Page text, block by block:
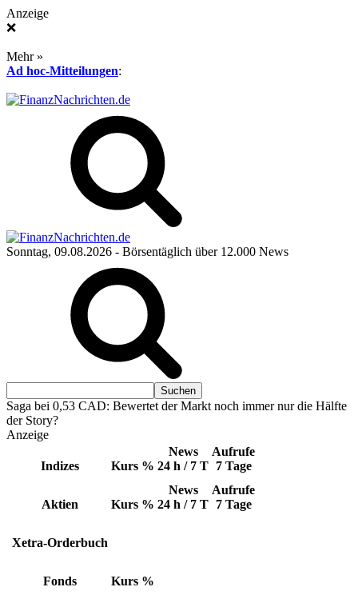
Anzeige
❌
Mehr »
Ad hoc-Mitteilungen:
Sonntag, 09.08.2026 - Börsentäglich über 12.000 News
Saga bei 0,53 CAD: Bewertet der Markt noch immer nur die Hälfte
der Story?
Anzeige
Indizes Kurs %
News
24 h / 7 T
Aufrufe
7 Tage
Aktien Kurs %
News
24 h / 7 T
Aufrufe
7 Tage
Xetra-Orderbuch
Fonds Kurs %